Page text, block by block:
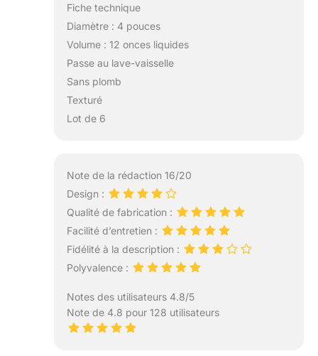
Fiche technique
Diamètre : 4 pouces
Volume : 12 onces liquides
Passe au lave-vaisselle
Sans plomb
Texturé
Lot de 6
Note de la rédaction 16/20
Design :
Qualité de fabrication :
Facilité d’entretien :
Fidélité à la description :
Polyvalence :
Notes des utilisateurs 4.8/5
Note de 4.8 pour 128 utilisateurs